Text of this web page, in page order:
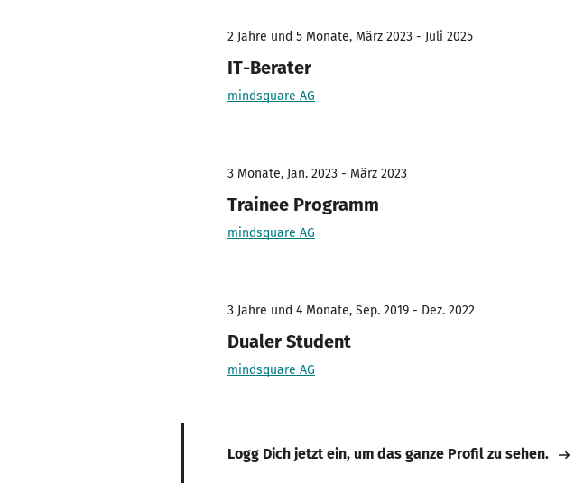
2 Jahre und 5 Monate, März 2023 - Juli 2025
IT-Berater
mindsquare AG
3 Monate, Jan. 2023 - März 2023
Trainee Programm
mindsquare AG
3 Jahre und 4 Monate, Sep. 2019 - Dez. 2022
Dualer Student
mindsquare AG
Logg Dich jetzt ein, um das ganze Profil zu sehen.